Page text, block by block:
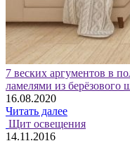
7 веских аргументов в
ламелями из берёзового
16.08.2020
Читать далее
Щит освещения
14.11.2016